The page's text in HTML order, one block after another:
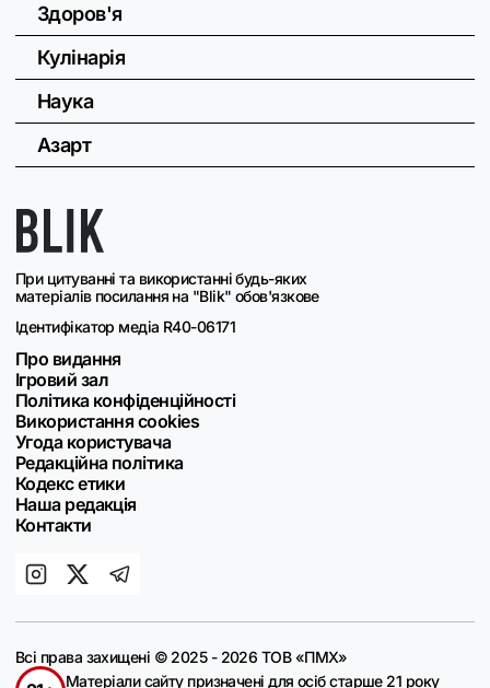
При цитуванні та використанні будь-яких
матеріалів посилання на "Blik" обов'язкове
Ідентифікатор медіа R40-06171
Про видання
Ігровий зал
Політика конфіденційності
Використання cookies
Угода користувача
Редакційна політика
Кодекс етики
Наша редакція
Контакти
Здоров'я
Кулінарія
Наука
Азарт
Всі права захищені © 2025 - 2026 ТОВ «ПМХ»
Матеріали сайту призначені для осіб старше 21 року